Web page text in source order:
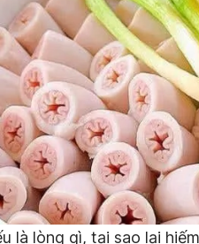
là lòng gì, tại sao lại